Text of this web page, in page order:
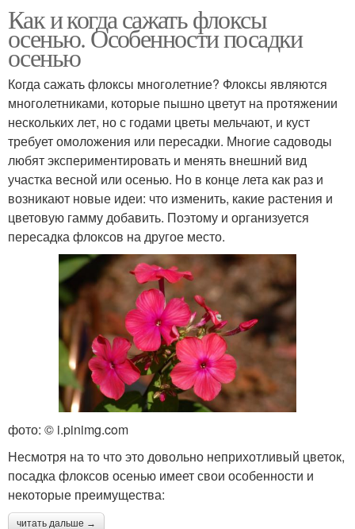
Как и когда сажать флоксы
осенью. Особенности посадки
осенью
Когда сажать флоксы многолетние? Флоксы являются
многолетниками, которые пышно цветут на протяжении
нескольких лет, но с годами цветы мельчают, и куст
требует омоложения или пересадки. Многие садоводы
любят экспериментировать и менять внешний вид
участка весной или осенью. Но в конце лета как раз и
возникают новые идеи: что изменить, какие растения и
цветовую гамму добавить. Поэтому и организуется
пересадка флоксов на другое место.
фото: © i.pinimg.com
Несмотря на то что это довольно неприхотливый цветок,
посадка флоксов осенью имеет свои особенности и
некоторые преимущества:
читать дальше →